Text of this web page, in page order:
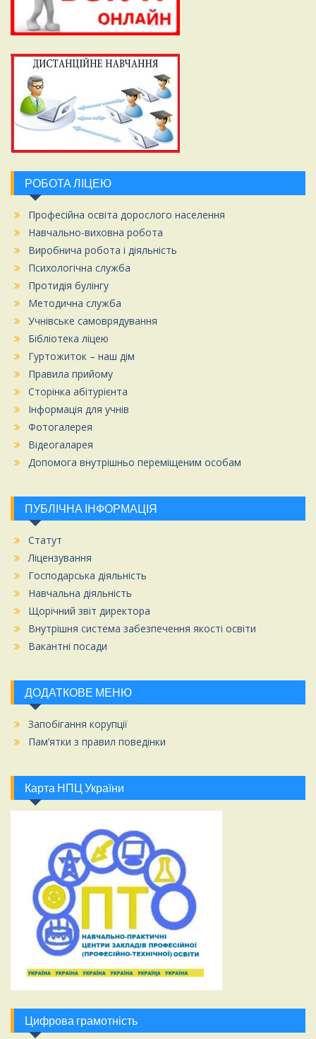
РОБОТА ЛІЦЕЮ
Професійна освіта дорослого населення
Навчально-виховна робота
Виробнича робота і діяльність
Психологічна служба
Протидія булінгу
Методична служба
Учнівське самоврядування
Бібліотека ліцею
Гуртожиток – наш дім
Правила прийому
Сторінка абітурієнта
Інформація для учнів
Фотогалерея
Відеогаларея
Допомога внутрішньо переміщеним особам
ПУБЛІЧНА ІНФОРМАЦІЯ
Статут
Ліцензування
Господарська діяльність
Навчальна діяльність
Щорічний звіт директора
Внутрішня система забезпечення якості освіти
Вакантні посади
ДОДАТКОВЕ МЕНЮ
Запобігання корупції
Пам’ятки з правил поведінки
Карта НПЦ України
Цифрова грамотність